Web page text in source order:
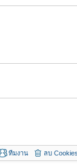
ลบ Cookies
ทีมงาน